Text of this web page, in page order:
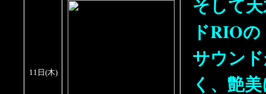
11日 (木)
ドRIOの
サウン
く、艶